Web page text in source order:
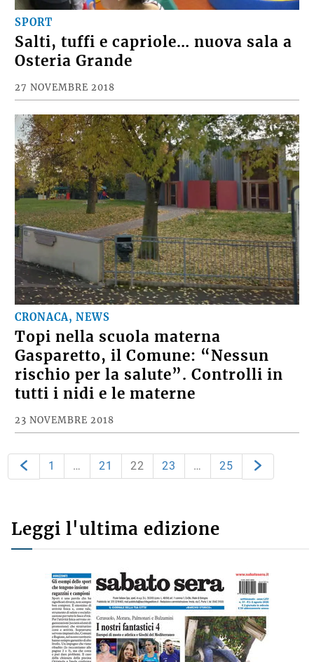
SPORT
Salti, tuffi e capriole… nuova sala a
Osteria Grande
27 NOVEMBRE 2018
CRONACA, NEWS
Topi nella scuola materna
Gasparetto, il Comune: “Nessun
rischio per la salute”. Controlli in
tutti i nidi e le materne
23 NOVEMBRE 2018
1 … 21 22 23 … 25
Leggi l'ultima edizione